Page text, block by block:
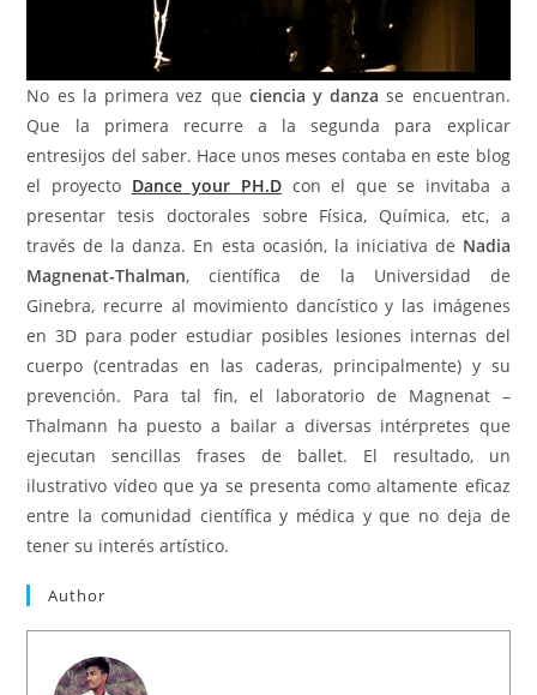
No es la primera vez que ciencia y danza se encuentran.
Que la primera recurre a la segunda para explicar
entresijos del saber. Hace unos meses contaba en este blog
el proyecto Dance your PH.Dcon el que se invitaba a
presentar tesis doctorales sobre Física, Química, etc, a
través de la danza. En esta ocasión, la iniciativa de Nadia
Magnenat-Thalman, científica de la Universidad de
Ginebra, recurre al movimiento dancístico y las imágenes
en 3D para poder estudiar posibles lesiones internas del
cuerpo (centradas en las caderas, principalmente) y su
prevención. Para tal fin, el laboratorio de Magnenat –
Thalmann ha puesto a bailar a diversas intérpretes que
ejecutan sencillas frases de ballet. El resultado, un
ilustrativo vídeo que ya se presenta como altamente eficaz
entre la comunidad científica y médica y que no deja de
tener su interés artístico.
Author